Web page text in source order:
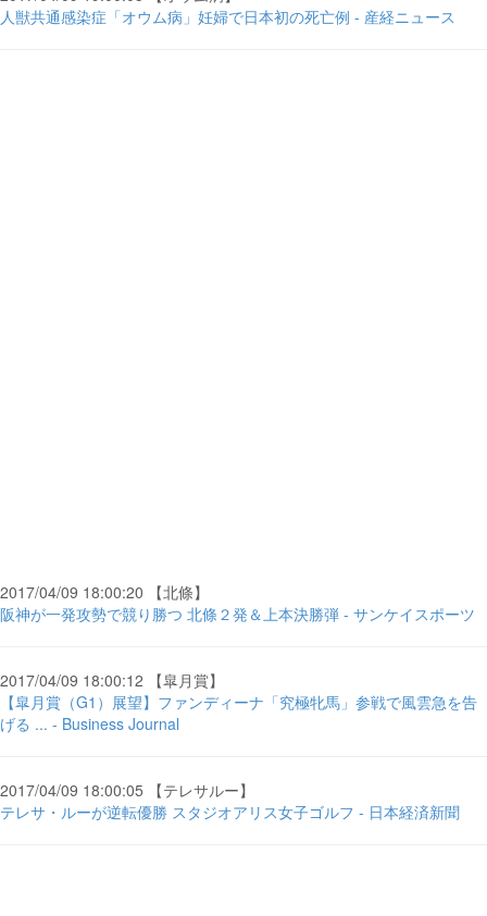
人獣共通感染症「オウム病」妊婦で日本初の死亡例 - 産経ニュース
2017/04/09 18:00:20 【北條】
阪神が一発攻勢で競り勝つ 北條２発＆上本決勝弾 - サンケイスポーツ
2017/04/09 18:00:12 【皐月賞】
【皐月賞（G1）展望】ファンディーナ「究極牝馬」参戦で風雲急を告
げる ... - Business Journal
2017/04/09 18:00:05 【テレサルー】
テレサ・ルーが逆転優勝 スタジオアリス女子ゴルフ - 日本経済新聞